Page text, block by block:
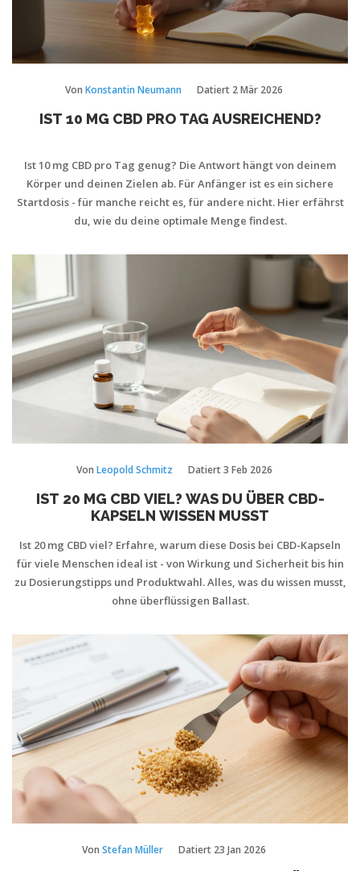
Von Konstantin Neumann Datiert 2 Mär 2026
IST 10 MG CBD PRO TAG AUSREICHEND?
Ist 10 mg CBD pro Tag genug? Die Antwort hängt von deinem
Körper und deinen Zielen ab. Für Anfänger ist es ein sichere
Startdosis - für manche reicht es, für andere nicht. Hier erfährst
du, wie du deine optimale Menge findest.
Von Leopold Schmitz Datiert3 Feb 2026
IST 20 MG CBD VIEL? WAS DU ÜBER CBD-
KAPSELN WISSEN MUSST
Ist 20 mg CBD viel? Erfahre, warum diese Dosis bei CBD-Kapseln
für viele Menschen ideal ist - von Wirkung und Sicherheit bis hin
zu Dosierungstipps und Produktwahl. Alles, was du wissen musst,
ohne überflüssigen Ballast.
Von Stefan Müller Datiert 23 Jan 2026